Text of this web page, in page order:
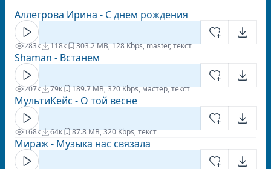
Аллегрова Ирина - С днем рождения
283к 118к 303.2 MB, 128 Kbps, master, текст
Shaman - Встанем
207к 79к 189.7 MB, 320 Kbps, мастер, текст
МультиКейс - О той весне
168к 64к 87.8 MB, 320 Kbps, текст
Мираж - Музыка нас связала